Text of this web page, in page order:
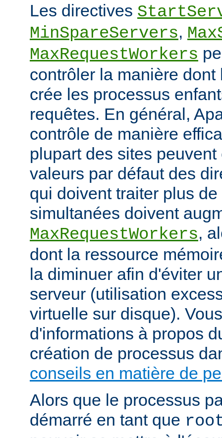
Les directives
MinSpareServers,
MaxRequestWorkers
contrôler la manière
crée les processus
requêtes. En général,
contrôle de manière
plupart des sites
valeurs par défaut des
qui doivent traiter plus
simultanées doivent
MaxRequestWorkers,
dont la ressource
la diminuer afin d'éviter
serveur (utilisation
virtuelle sur disque).
d'informations à propos
création de processus
conseils en matière de
Alors que le processus
démarré en tant que